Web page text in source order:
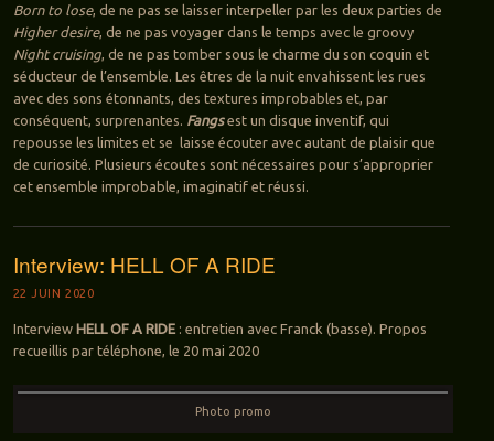
Born to lose, de ne pas se laisser interpeller par les deux parties de
Higher desire, de ne pas voyager dans le temps avec le groovy
Night cruising, de ne pas tomber sous le charme du son coquin et
séducteur de l’ensemble. Les êtres de la nuit envahissent les rues
avec des sons étonnants, des textures improbables et, par
conséquent, surprenantes. Fangsest un disque inventif, qui
repousse les limites et se laisse écouter avec autant de plaisir que
de curiosité. Plusieurs écoutes sont nécessaires pour s’approprier
cet ensemble improbable, imaginatif et réussi.
Interview: HELL OF A RIDE
22 JUIN 2020
Interview HELL OF A RIDE: entretien avec Franck (basse). Propos
recueillis par téléphone, le 20 mai 2020
Photo promo